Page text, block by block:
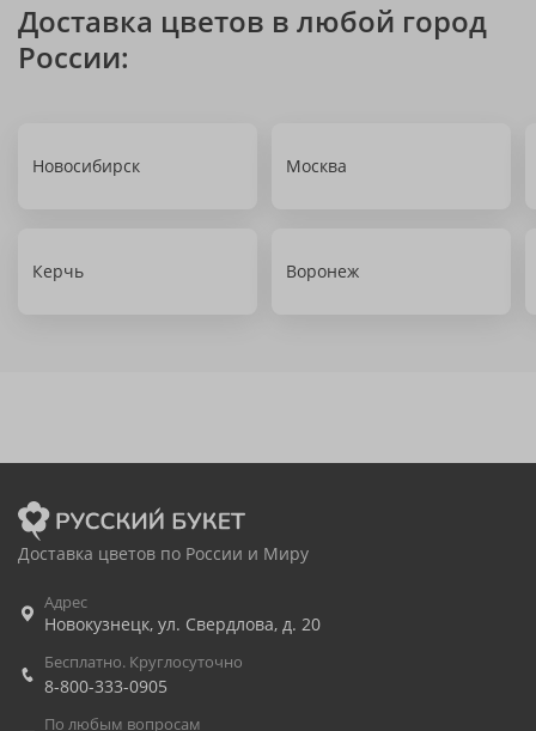
Доставка цветов в любой город
России:
Новосибирск Москва
Керчь Воронеж
Доставка цветов по России и Миру
Адрес
Новокузнецк, ул. Свердлова, д. 20
Бесплатно. Круглосуточно
8-800-333-0905
По любым вопросам